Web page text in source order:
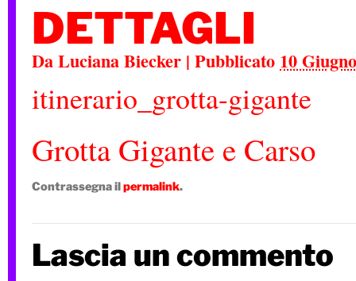
DETTAGLI
DaLuciana Biecker | Pubblicato 10
itinerario_grotta-gigante
Grotta Gigante e Carso
Contrassegna ilpermalink.
Lascia un commento